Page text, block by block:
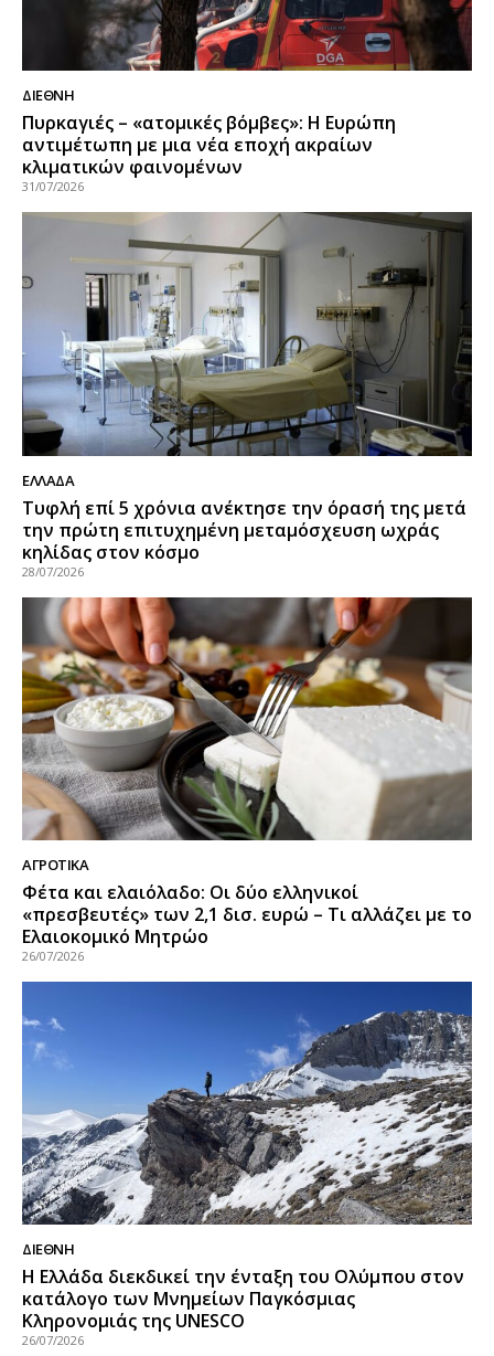
ΔΙΕΘΝΉ
Πυρκαγιές – «ατομικές βόμβες»: Η Ευρώπη
αντιμέτωπη με μια νέα εποχή ακραίων
κλιματικών φαινομένων
31/07/2026
ΕΛΛΑΔΑ
Τυφλή επί 5 χρόνια ανέκτησε την όρασή της μετά
την πρώτη επιτυχημένη μεταμόσχευση ωχράς
κηλίδας στον κόσμο
28/07/2026
ΑΓΡΟΤΙΚΑ
Φέτα και ελαιόλαδο: Οι δύο ελληνικοί
«πρεσβευτές» των 2,1 δισ. ευρώ – Τι αλλάζει με το
Ελαιοκομικό Μητρώο
26/07/2026
ΔΙΕΘΝΉ
Η Ελλάδα διεκδικεί την ένταξη του Ολύμπου στον
κατάλογο των Μνημείων Παγκόσμιας
Κληρονομιάς της UNESCO
26/07/2026